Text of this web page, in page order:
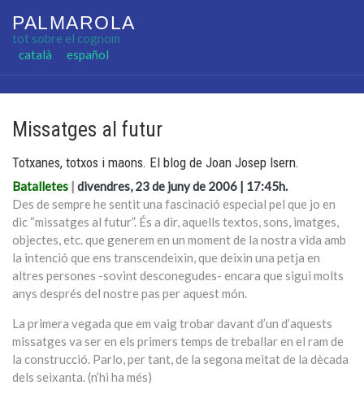
PALMAROLA
tot sobre el cognom
Seleccioni el seu idioma
català español
Missatges al futur
Totxanes, totxos i maons. El blog de Joan Josep Isern.
Batalletes | divendres, 23 de juny de 2006 | 17:45h.
Des de sempre he sentit una fascinació especial pel que jo en
dic “missatges al futur”. És a dir, aquells textos, sons, imatges,
objectes, etc. que generem en un moment de la nostra vida amb
la intenció que ens transcendeixin, que deixin una petja en
altres persones -sovint desconegudes- encara que sigui molts
anys després del nostre pas per aquest món.
La primera vegada que em vaig trobar davant d’un d’aquests
missatges va ser en els primers temps de treballar en el ram de
la construcció. Parlo, per tant, de la segona meitat de la dècada
dels seixanta. (n’hi ha més)